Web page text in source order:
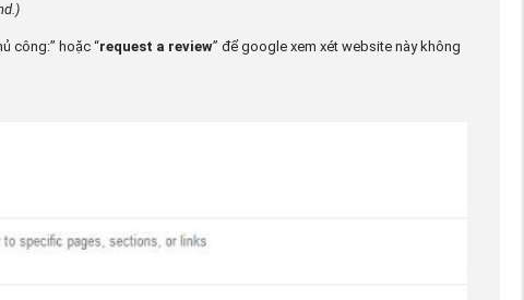
công:” hoặc “request a review” để google xem xét website này không